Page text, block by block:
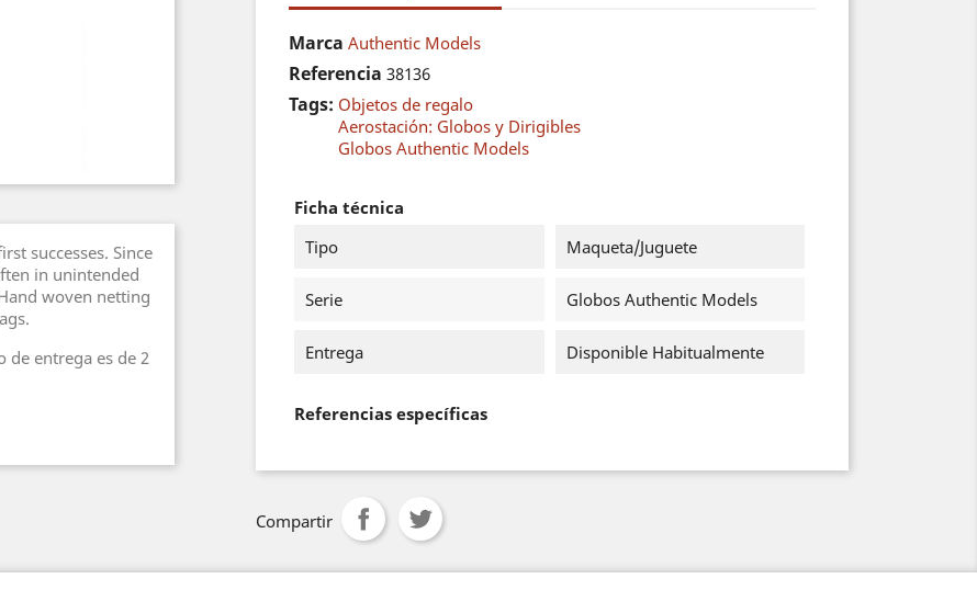
successes. Since
in unintended
woven netting
de entrega es de 2
Marca Authentic Models
Referencia 38136
Tags: Objetos de regalo
Aerostación: Globos y Dirigibles
Globos Authentic Models
Ficha técnica
Tipo
Maqueta/Juguete
Serie Globos Authentic Models
Entrega Disponible Habitualmente
Referencias específicas
Compartir